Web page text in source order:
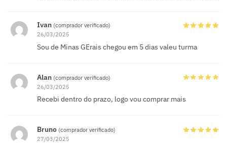
Ivan (comprador verificado)
26/03/2025
Sou de Minas GErais chegou em 5 dias valeu turma
Alan (comprador verificado)
26/03/2025
Recebi dentro do prazo, logo vou comprar mais
Bruno (comprador verificado)
27/03/2025